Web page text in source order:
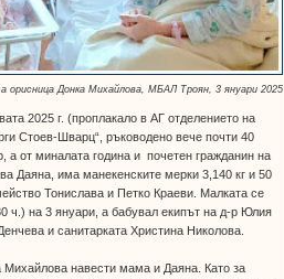
орисница Донка Михайлова, МБАЛ Троян, 3 януари 2025
2025 г. (проплакало в АГ отделението на
Стоев-Шварц“, ръководено вече почти 40
а от миналата година и почетен гражданин на
Даяна, има манекенските мерки 3,140 кг и 50
Тонислава и Петко Краеви. Малката се
ч.) на 3 януари, а бабувал екипът на д-р Юлия
и санитарката Христина Николова.
навести мама и Даяна. Като за